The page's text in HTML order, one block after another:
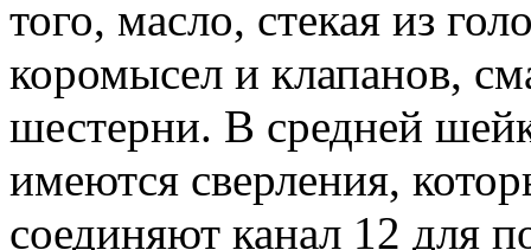
того, масло, стекая из
коромысел и клапанов,
шестерни. В средней
имеются сверления,
соединяют канал 12 для